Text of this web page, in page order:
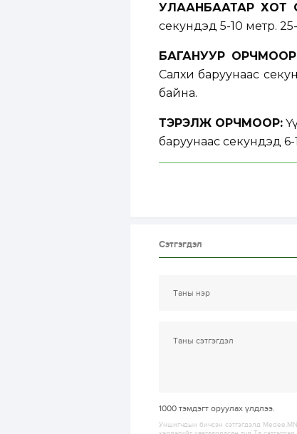
УЛААНБААТАР ХОТ
секундэд 5-10 метр.
БАГАНУУР
Салхи баруунаас
байна.
ТЭРЭЛЖ ОРЧМООР:
баруунаас секундэд
Сэтгэгдэл
1000 тэмдэгт оруулах үлдлээ.
Уншигчдын бичсэн сэтгэгдэлд